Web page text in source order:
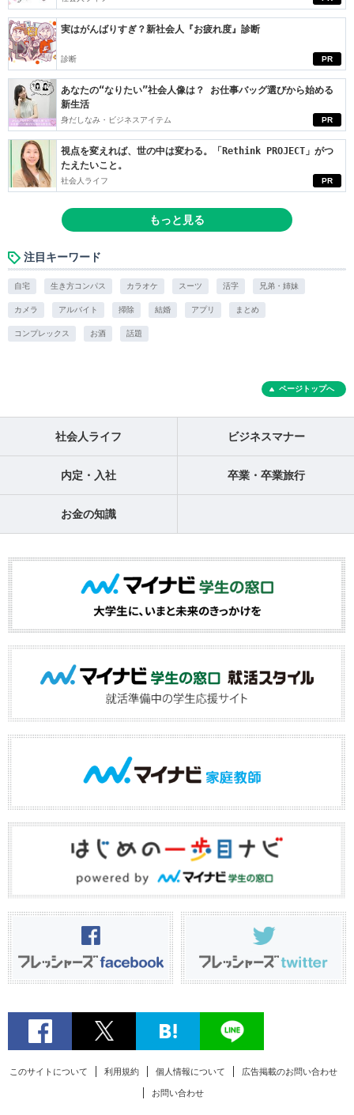
PR
実はがんばりすぎ？新社会人『お疲れ度』診断
診断
PR
あなたの“なりたい”社会人像は？ お仕事バッグ選びから始める
新生活
身だしなみ・ビジネスアイテム
PR
視点を変えれば、世の中は変わる。「Rethink PROJECT」がつ
たえたいこと。
社会人ライフ
もっと見る
注目キーワード
自宅 生き方コンパス カラオケ スーツ 活字 兄弟・姉妹
カメラ アルバイト 掃除 結婚 アプリ まとめ
コンプレックス お酒 話題
ページトップへ
社会人ライフ ビジネスマナー
内定・入社 卒業・卒業旅行
お金の知識
このサイトについて 利用規約 個人情報について 広告掲載のお問い合わせ
お問い合わせ